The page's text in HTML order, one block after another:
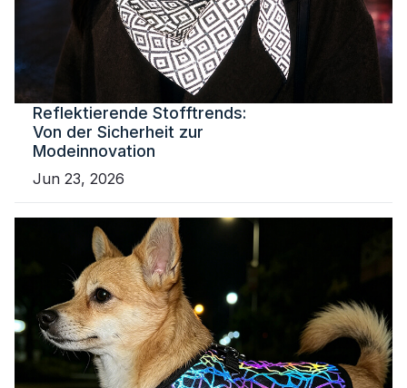
Reflektierende Stofftrends:
Von der Sicherheit zur
Modeinnovation
Jun 23, 2026